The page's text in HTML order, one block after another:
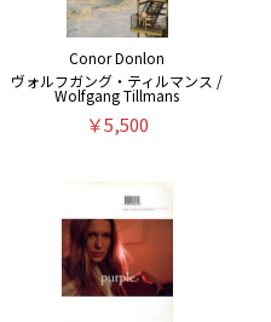
Conor Donlon
ヴォルフガング・ティルマンス /
Wolfgang Tillmans
￥5,500